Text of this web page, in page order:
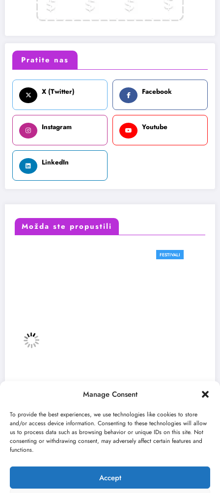
Manage Consent
To provide the best experiences, we use technologies like cookies to store
and/or access device information. Consenting to these technologies will allow
us to process data such as browsing behavior or unique IDs on this site. Not
consenting or withdrawing consent, may adversely affect certain features and
functions.
Accept
Pratite nas
X (Twitter) Facebook
Instagram Youtube
LinkedIn
Možda ste propustili
„Najveći mali festival u Vojvodini“ i ovog
Kulturni kišobran